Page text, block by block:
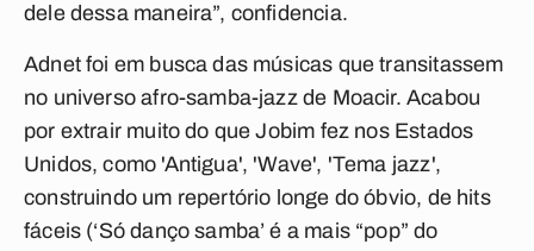
dele dessa maneira”, confidencia.
Adnet foi em busca das músicas que transitassem
no universo afro-samba-jazz de Moacir. Acabou
por extrair muito do que Jobim fez nos Estados
Unidos, como 'Antigua', 'Wave', 'Tema jazz',
construindo um repertório longe do óbvio, de hits
fáceis (‘Só danço samba’ é a mais “pop” do